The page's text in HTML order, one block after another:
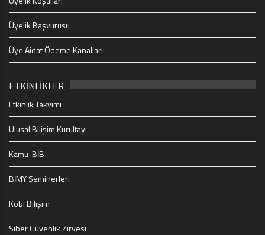
Üyelik Başvurusu
Üye Aidat Ödeme Kanalları
ETKİNLİKLER
Etkinlik Takvimi
Ulusal Bilişim Kurultayı
Kamu-BİB
BİMY Seminerleri
Kobi Bilişim
Siber Güvenlik Zirvesi